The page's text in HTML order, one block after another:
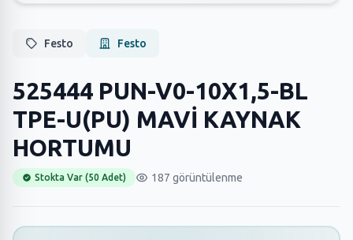
Festo Festo
525444 PUN-V0-10X1,5-BL
TPE-U(PU) MAVİ KAYNAK
HORTUMU
Stokta Var (50 Adet) 187 görüntülenme